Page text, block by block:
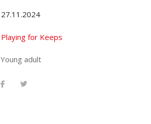
27.11.2024
Playing for Keeps
Young adult